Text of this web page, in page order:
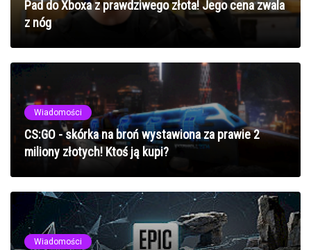
Pad do Xboxa z prawdziwego złota! Jego cena zwala
z nóg
Wiadomości
CS:GO - skórka na broń wystawiona za prawie 2
miliony złotych! Ktoś ją kupi?
Wiadomości